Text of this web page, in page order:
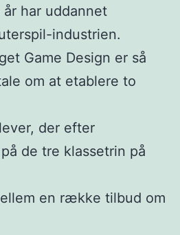
har uddannet
industrien.
Game Design er så
om at etablere to
der efter
de tre klassetrin på
en række tilbud om